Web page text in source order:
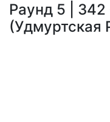
Раунд 5 |
(Удмуртская